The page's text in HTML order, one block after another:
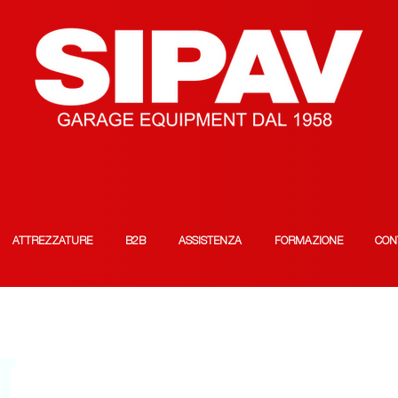
ATTREZZATURE B2B ASSISTENZA FORMAZIONE